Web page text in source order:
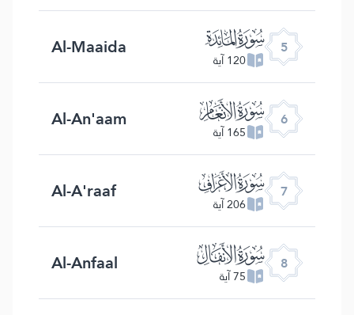
5 ﮑ
120 آية Al-Maaida
6 ﮒ
165 آية Al-An'aam
7 ﮓ
206 آية Al-A'raaf
8 ﮔ
75 آية Al-Anfaal